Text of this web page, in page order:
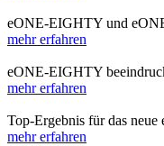
eONE-EIGHTY und
mehr erfahren
eONE-EIGHTY
mehr erfahren
Top-Ergebnis für das
mehr erfahren